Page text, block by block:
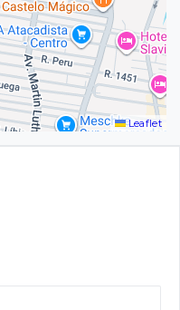
Leaflet